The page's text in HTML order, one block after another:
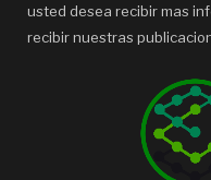
usted desea recibir mas
recibir nuestras